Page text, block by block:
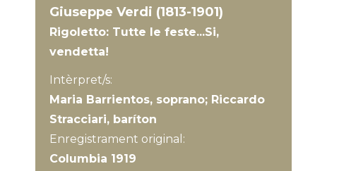
Giuseppe Verdi (1813-1901)
Rigoletto: Tutte le feste...Si,
vendetta!
Intèrpret/s:
Maria Barrientos, soprano; Riccardo
Stracciari, baríton
Enregistrament original:
Columbia 1919